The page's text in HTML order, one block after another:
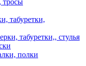
тросы
табуретки,
табуретки,, стулья
полки